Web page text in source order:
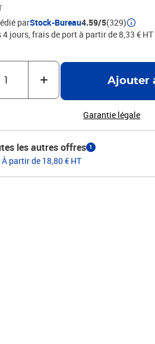
: Jet d'encre, Laser, CopieurCode
: Séchage instantanéFormat :
parStock-Bureau4.59/5(329)
4 jours, frais de port à partir de 8,33 € HT
Ajouter
Garantie légale
les autres offres 1
À partir de 18,80 € HT